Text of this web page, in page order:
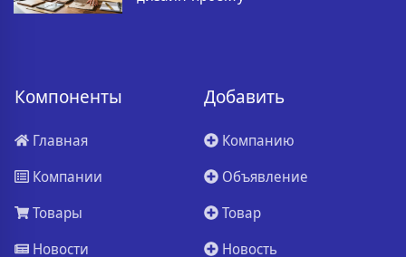
Компоненты
Главная
Компании
Товары
Новости
Добавить
Компанию
Объявление
Товар
Новость